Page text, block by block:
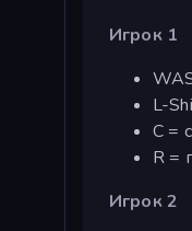
Игрок 1
L-
C =
R =
Игрок 2